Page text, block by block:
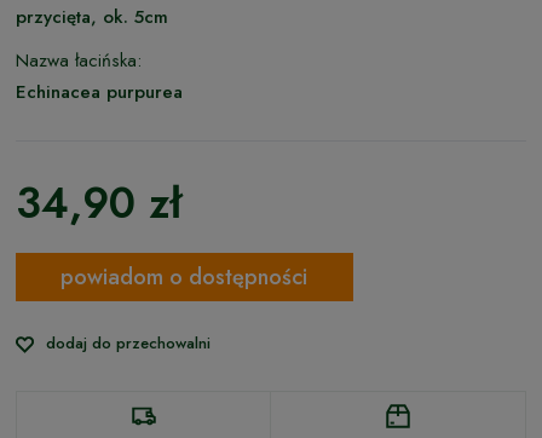
przycięta, ok. 5cm
Nazwa łacińska:
Echinacea purpurea
34,90 zł
powiadom o dostępności
dodaj do przechowalni